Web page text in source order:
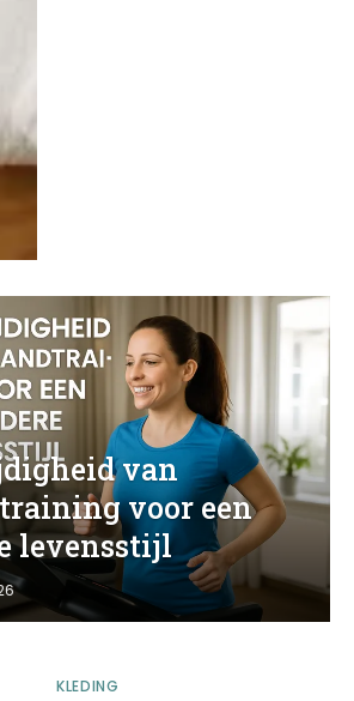
van
voor een
levensstijl
KLEDING